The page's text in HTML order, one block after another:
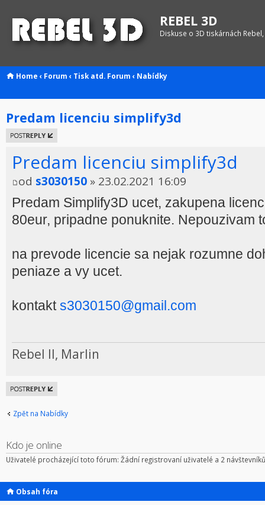
REBEL 3D
Diskuse o 3D tiskárnách
Home ‹ Forum ‹ Tisk atd. Forum ‹ Nabídky
Predam licenciu simplify3d
Odeslat
odpověď
Predam licenciu simplify3d
od s3030150 » 23.02.2021 16:09
Predam Simplify3D ucet, zakupena
80eur, pripadne ponuknite. Nepouzivam
na prevode licencie sa nejak rozumne
peniaze a vy ucet.
kontakts3030150@gmail.com
Rebel II, Marlin
Odeslat
odpověď
Zpět na Nabídky
Kdo je online
Uživatelé procházející toto fórum: Žádní registrovaní uživatelé a 2 návštevníků
Obsah fóra